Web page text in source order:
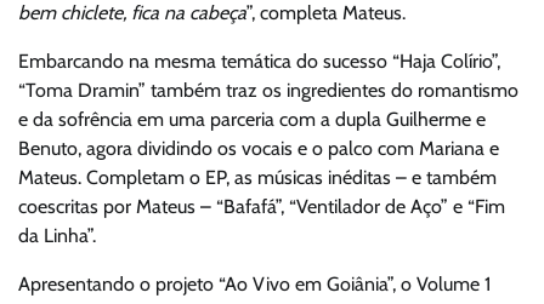
bem chiclete, fica na cabeça”, completa Mateus.
Embarcando na mesma temática do sucesso “Haja Colírio”,
“Toma Dramin” também traz os ingredientes do romantismo
e da sofrência em uma parceria com a dupla Guilherme e
Benuto, agora dividindo os vocais e o palco com Mariana e
Mateus. Completam o EP, as músicas inéditas – e também
coescritas por Mateus – “Bafafá”, “Ventilador de Aço” e “Fim
da Linha”.
Apresentando o projeto “Ao Vivo em Goiânia”, o Volume 1